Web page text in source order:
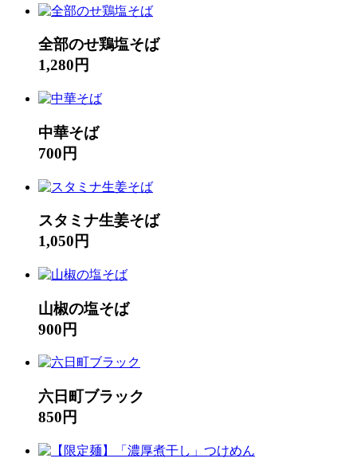
全部のせ鶏塩そば
1,280円
中華そば
700円
スタミナ生姜そば
1,050円
山椒の塩そば
900円
六日町ブラック
850円